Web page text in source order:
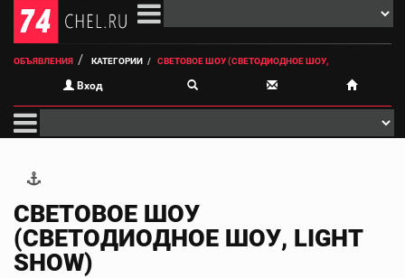
ОБЪЯВЛЕНИЯ КАТЕГОРИИ СВЕТОВОЕ ШОУ (СВЕТОДИОДНОЕ ШОУ,
Вход
СВЕТОВОЕ ШОУ
(СВЕТОДИОДНОЕ ШОУ, LIGHT
SHOW)